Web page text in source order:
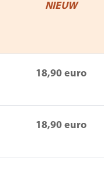
NIEUW
18,90 euro
18,90 euro